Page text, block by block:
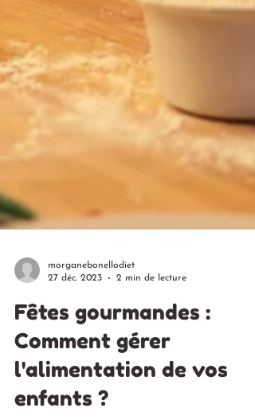
27 déc. 2023
2 min de lecture
Fêtes gourmandes :
Comment gérer